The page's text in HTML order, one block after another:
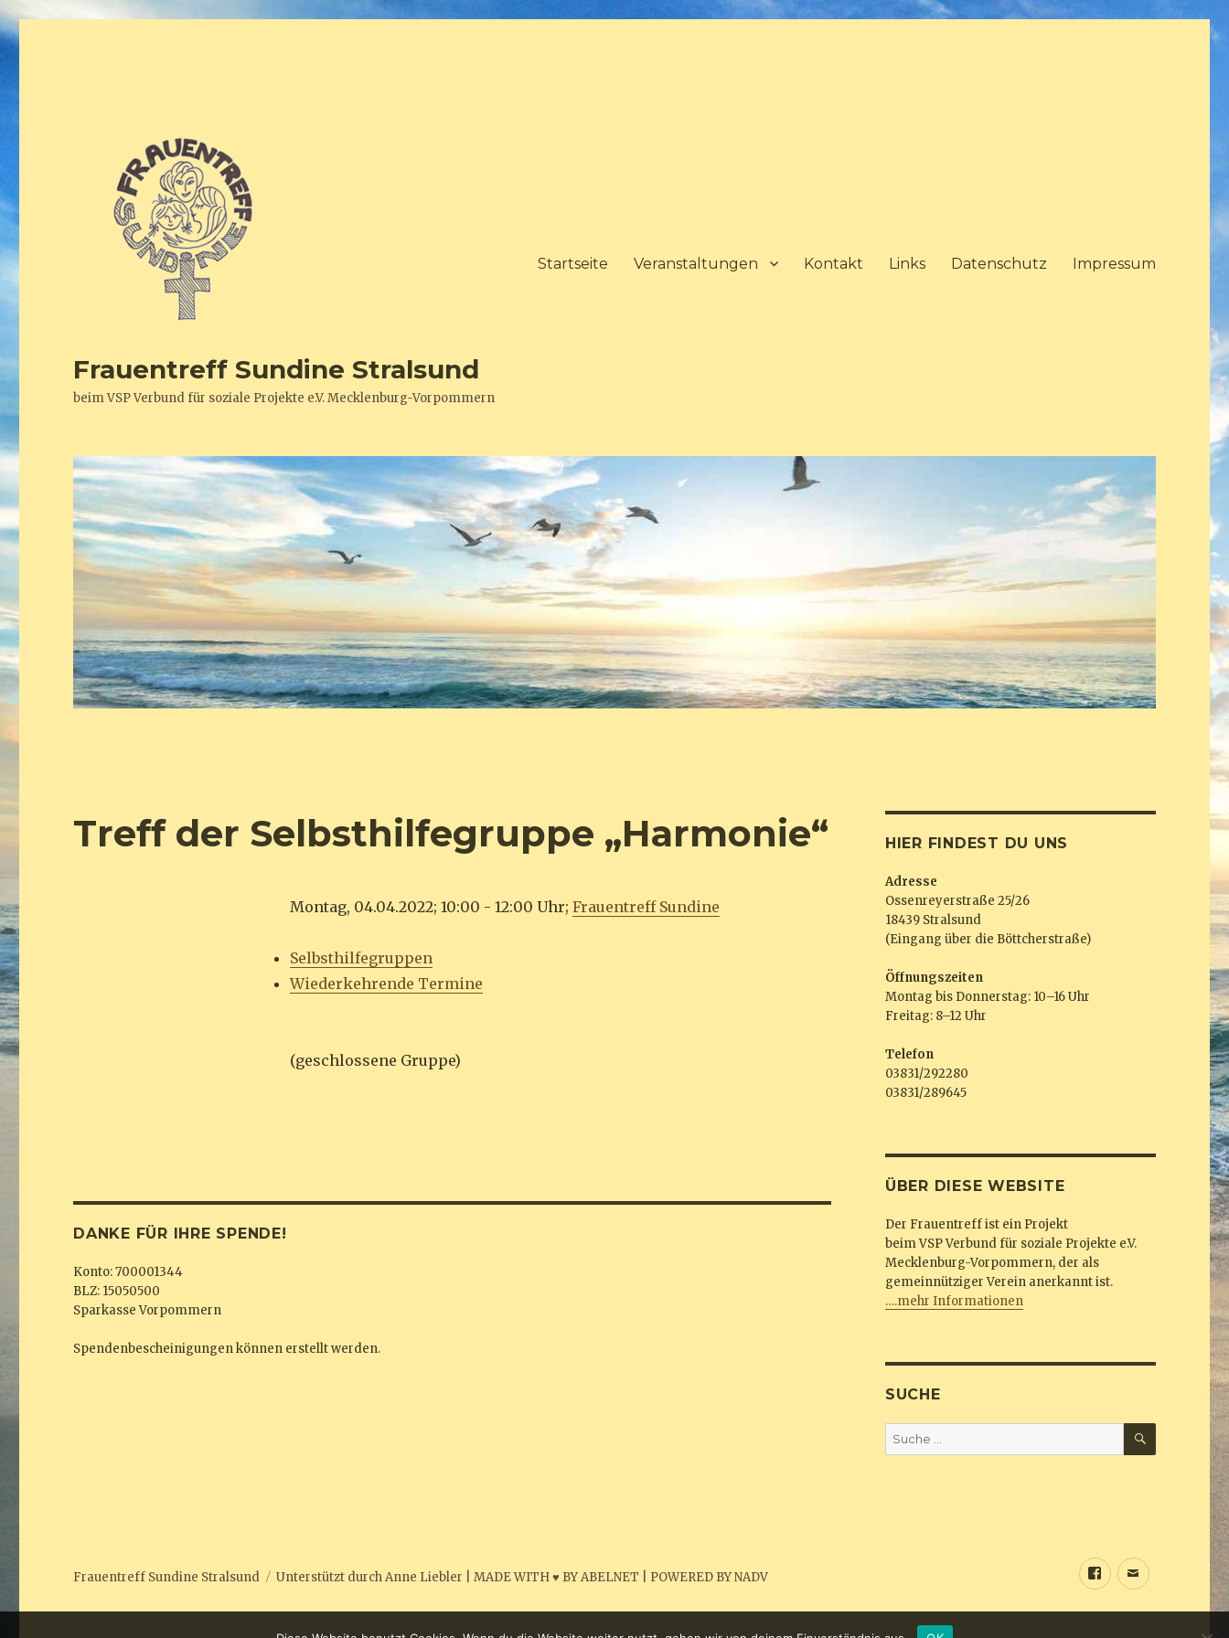
Frauentreff Sundine Stralsund
beim VSP Verbund für soziale Projekte e.V. Mecklenburg-Vorpommern
Startseite Veranstaltungen Kontakt Links Datenschutz Impressum
Treff der Selbsthilfegruppe „Harmonie“
Montag, 04.04.2022; 10:00 - 12:00 Uhr; Frauentreff Sundine
Selbsthilfegruppen
Wiederkehrende Termine
(geschlossene Gruppe)
DANKE FÜR IHRE SPENDE!
Konto: 700001344
BLZ: 15050500
Sparkasse Vorpommern
Spendenbescheinigungen können erstellt werden.
HIER FINDEST DU UNS
Adresse
Ossenreyerstraße 25/26
18439 Stralsund
(Eingang über die Böttcherstraße)
Öffnungszeiten
Montag bis Donnerstag: 10–16 Uhr
Freitag: 8–12 Uhr
Telefon
03831/292280
03831/289645
ÜBER DIESE WEBSITE
Der Frauentreff ist ein Projekt
beim VSP Verbund für soziale Projekte e.V.
Mecklenburg-Vorpommern, der als
gemeinnütziger Verein anerkannt ist.
….mehr Informationen
SUCHE
Suche
nach:
SUCHEN
Sundine
E-
Frauentreff Sundine Stralsund Unterstützt durchAnne Liebler |MADE WITH ♥ BY ABELNET POWERED BY NADV